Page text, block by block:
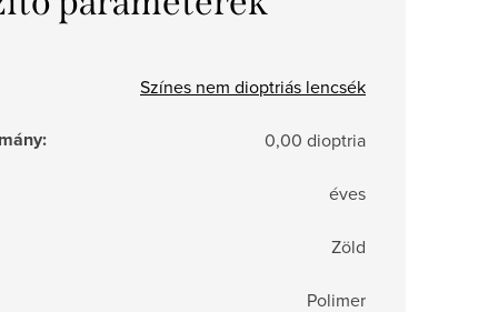
Színes nem dioptriás lencsék
: 0,00 dioptria
éves
Zöld
Polimer